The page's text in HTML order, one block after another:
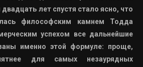
лет спустя стало ясно, что
философским камнем Тодда
успехом все дальнейшие
именно этой формуле: проще,
для самых незаурядных